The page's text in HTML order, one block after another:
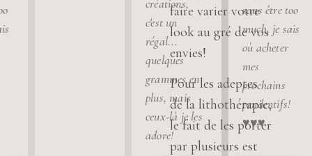
créations,
c'est un
régal...
quelques
grammes en
plus, mais
ceux-là je les
adore!
sans être too
much, je sais
où acheter
mes
prochains
pendentifs!
♥️♥️♥️
faire varier votre
look au gré de vos
envies!
Pour les adeptes
de la lithothérapie,
le fait de les porter
par plusieurs est